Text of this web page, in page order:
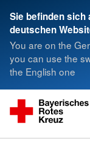
Sie befinden sich
deutschen
You are on the
you can use the
the English one